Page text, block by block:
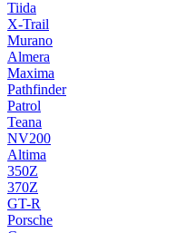
Tiida
X-Trail
Murano
Almera
Maxima
Pathfinder
Patrol
Teana
NV200
Altima
350Z
370Z
GT-R
Porsche